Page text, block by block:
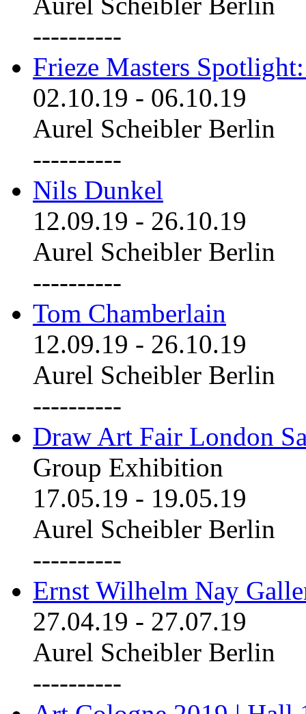
----------
Frieze Masters
02.10.19 - 06.10.19
Aurel Scheibler Berlin
----------
Nils Dunkel
12.09.19 - 26.10.19
Aurel Scheibler Berlin
----------
Tom Chamberlain
12.09.19 - 26.10.19
Aurel Scheibler Berlin
----------
Draw Art Fair London
Group Exhibition
17.05.19 - 19.05.19
Aurel Scheibler Berlin
----------
Ernst Wilhelm Nay
27.04.19 - 27.07.19
Aurel Scheibler Berlin
----------